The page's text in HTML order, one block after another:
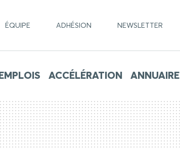
ÉQUIPE ADHÉSION NEWSLETTER
EMPLOIS ACCÉLÉRATION ANNUAIRE